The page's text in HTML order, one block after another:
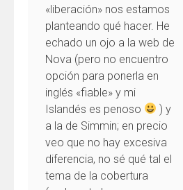
«liberación» nos estamos
planteando qué hacer. He
echado un ojo a la web de
Nova (pero no encuentro
opción para ponerla en
inglés «fiable» y mi
Islandés es penoso
) y
a la de Simmin; en precio
veo que no hay excesiva
diferencia, no sé qué tal el
tema de la cobertura